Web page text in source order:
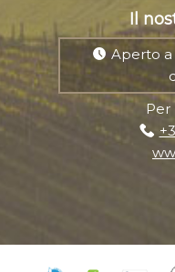
Il
Aperto a
Per